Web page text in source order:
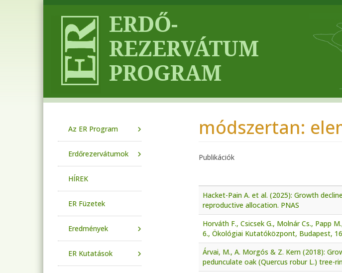
módszertan:
Publikációk
Hacket-Pain A. et al. (2025): Growth
reproductive allocation. PNAS
Horváth F., Csicsek G., Molnár Cs., Papp
6., Ökológiai Kutatóközpont, Budapest,
Árvai, M., A. Morgós & Z. Kern (2018):
pedunculate oak (Quercus robur L.) tree-
Az ER Program
Erdőrezervátumok
HÍREK
ER Füzetek
Eredmények
ER Kutatások